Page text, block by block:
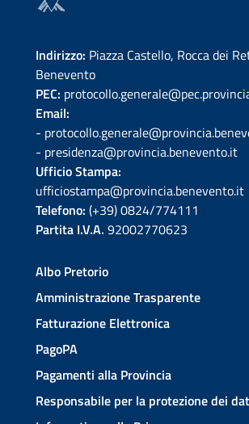
Indirizzo: Piazza Castello, Rocca dei
Benevento
PEC:
Email:
-
- presidenza@provincia.benevento.it
Ufficio Stampa:
ufficiostampa@provincia.benevento.it
Telefono: (+39) 0824/774111
Partita I.V.A. 92002770623
Albo Pretorio
Amministrazione Trasparente
Fatturazione Elettronica
PagoPA
Pagamenti alla Provincia
Responsabile per la protezione dei